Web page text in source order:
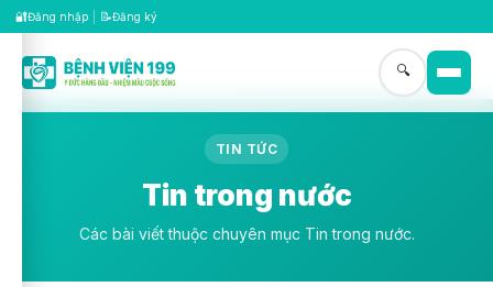
🔐Đăng nhập 📝Đăng ký
🔍
TIN TỨC
Tin trong nước
Các bài viết thuộc chuyên mục Tin trong nước.